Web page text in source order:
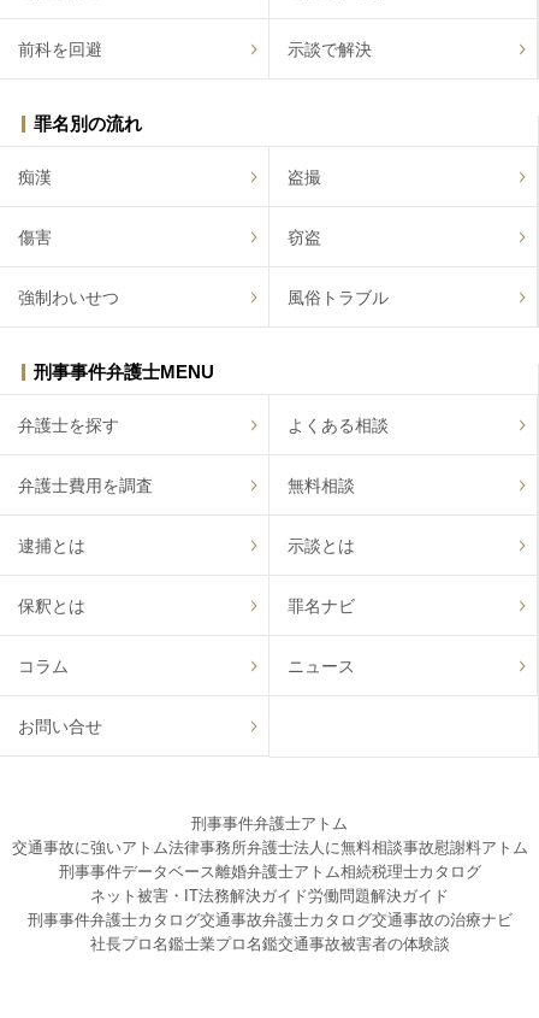
前科を回避 示談で解決
罪名別の流れ
痴漢 盗撮
傷害 窃盗
強制わいせつ 風俗トラブル
刑事事件弁護士MENU
弁護士を探す よくある相談
弁護士費用を調査 無料相談
逮捕とは 示談とは
保釈とは 罪名ナビ
コラム ニュース
お問い合せ
刑事事件弁護士アトム
交通事故に強いアトム法律事務所弁護士法人に無料相談事故慰謝料アトム
刑事事件データベース離婚弁護士アトム相続税理士カタログ
ネット被害・IT法務解決ガイド労働問題解決ガイド
刑事事件弁護士カタログ交通事故弁護士カタログ交通事故の治療ナビ
社長プロ名鑑士業プロ名鑑交通事故被害者の体験談